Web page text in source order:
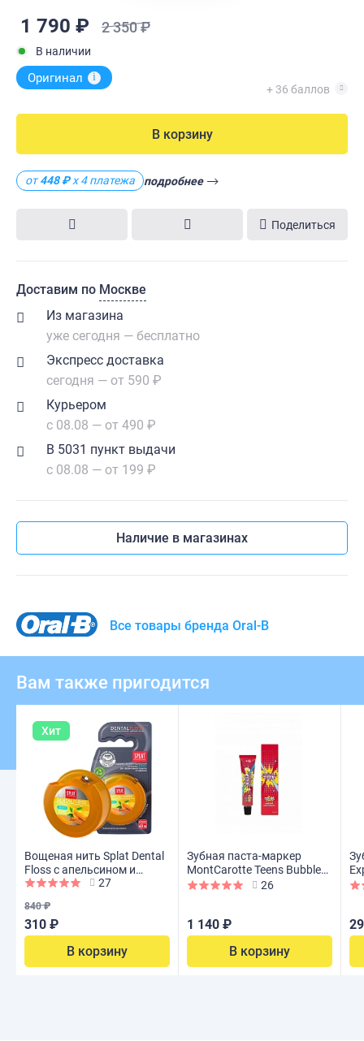
1 790 ₽ 2 350 ₽
В наличии
Оригинал i
+ 36 баллов
В корзину
от448 ₽х 4 платежа подробнее
Поделиться
Доставим по Москве
Из магазина
уже сегодня — бесплатно
Экспресс доставка
сегодня — от 590 ₽
Курьером
с 08.08 — от 490 ₽
В 5031 пункт выдачи
с 08.08 — от 199 ₽
Наличие в магазинах
Все товары бренда Oral-B
Вам также пригодится
Хит
Вощеная нить Splat Dental
Floss с апельсином и
корицей, 40 м 27
840 ₽
310 ₽
В корзину
Зубная паста-маркер
MontCarotte Teens Bubble
Gum (с 6 лет), 30 мл
26
1 140 ₽
В корзину
м